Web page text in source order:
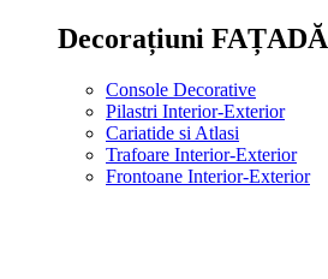
Decorațiuni FAȚADĂ
Console Decorative
Pilastri Interior-Exterior
Cariatide si Atlasi
Trafoare Interior-Exterior
Frontoane Interior-Exterior